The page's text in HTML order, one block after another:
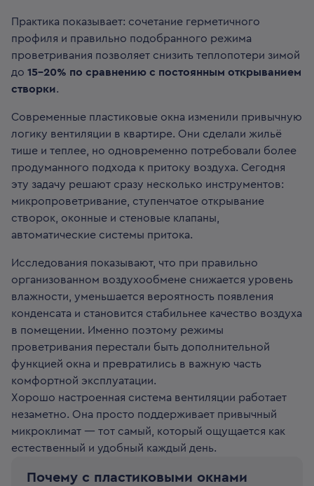
Практика показывает: сочетание герметичного
профиля и правильно подобранного режима
проветривания позволяет снизить теплопотери зимой
до 15–20% по сравнению с постоянным открыванием
створки.
Современные пластиковые окна изменили привычную
логику вентиляции в квартире. Они сделали жильё
тише и теплее, но одновременно потребовали более
продуманного подхода к притоку воздуха. Сегодня
эту задачу решают сразу несколько инструментов:
микропроветривание, ступенчатое открывание
створок, оконные и стеновые клапаны,
автоматические системы притока.
Исследования показывают, что при правильно
организованном воздухообмене снижается уровень
влажности, уменьшается вероятность появления
конденсата и становится стабильнее качество воздуха
в помещении. Именно поэтому режимы
проветривания перестали быть дополнительной
функцией окна и превратились в важную часть
комфортной эксплуатации.
Хорошо настроенная система вентиляции работает
незаметно. Она просто поддерживает привычный
микроклимат — тот самый, который ощущается как
естественный и удобный каждый день.
Почему с пластиковыми окнами